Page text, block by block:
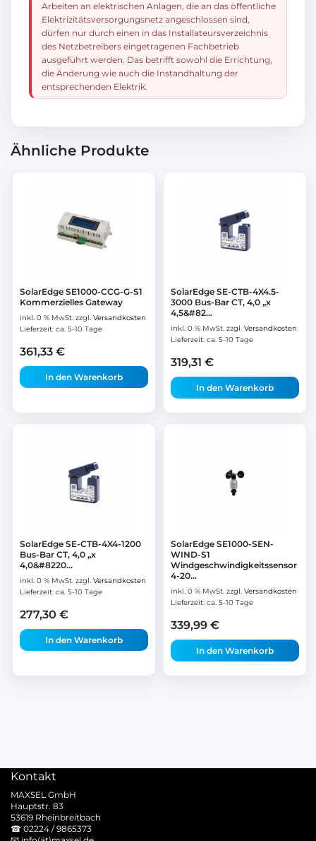
Arbeiten an elektrischen Anlagen, die an das öffentliche
Elektrizitätsversorgungsnetz angeschlossen sind,
dürfen nur durch einen in das Installateursverzeichnis
des Netzbetreibers eingetragenen Fachbetrieb
ausgeführt werden. Das betrifft sowohl die Errichtung,
die Änderung wie auch die Instandhaltung der
entsprechenden Elektrik.
Ähnliche Produkte
SolarEdge SE1000-CCG-G-S1
Kommerzielles Gateway
inkl. 0 % MwSt. zzgl. Versandkosten
Lieferzeit: ca. 5-10 Tage
361,33 €
In den Warenkorb
SolarEdge SE-CTB-4X4.5-
3000 Bus-Bar CT, 4,0 „x
4,5&#82...
inkl. 0 % MwSt. zzgl. Versandkosten
Lieferzeit: ca. 5-10 Tage
319,31 €
In den Warenkorb
SolarEdge SE-CTB-4X4-1200
Bus-Bar CT, 4,0 „x
4,0&#8220...
inkl. 0 % MwSt. zzgl. Versandkosten
Lieferzeit: ca. 5-10 Tage
277,30 €
In den Warenkorb
SolarEdge SE1000-SEN-
WIND-S1
Windgeschwindigkeitssensor
4-20...
inkl. 0 % MwSt. zzgl. Versandkosten
Lieferzeit: ca. 5-10 Tage
339,99 €
In den Warenkorb
Kontakt
MAXSEL GmbH
Hauptstr. 83
53619 Rheinbreitbach
☎ 02224 / 9865373